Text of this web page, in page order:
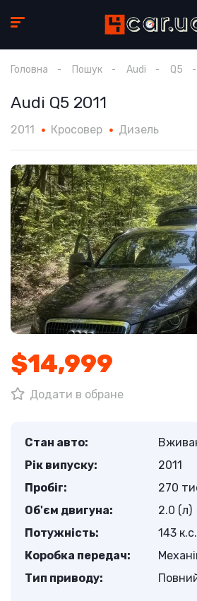
Головна Пошук Audi Q5
Audi Q5 2011
2011 Кросовер Дизель
$14,999
Додати в обране
Стан авто:
Рік випуску:
2011
Пробіг:
270
Об'єм двигуна:
2.0 (л)
Потужність:
143 к.с.
Коробка передач:
Тип приводу: